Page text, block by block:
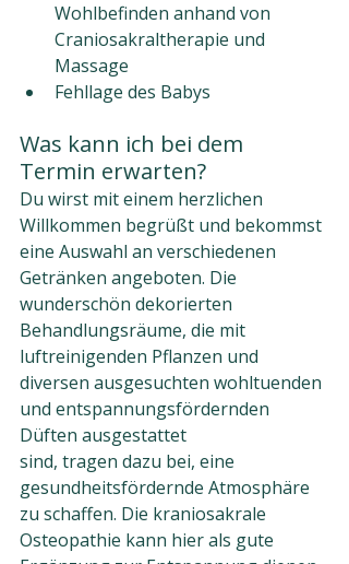
Wohlbefinden anhand von
Craniosakraltherapie und
Massage
Fehllage des Babys
Was kann ich bei dem
Termin erwarten?
Du wirst mit einem herzlichen
Willkommen begrüßt und bekommst
eine Auswahl an verschiedenen
Getränken angeboten. Die
wunderschön dekorierten
Behandlungsräume, die mit
luftreinigenden Pflanzen und
diversen ausgesuchten wohltuenden
und entspannungsfördernden
Düften ausgestattet
sind, tragen dazu bei, eine
gesundheitsfördernde Atmosphäre
zu schaffen. Die kraniosakrale
Osteopathie kann hier als gute